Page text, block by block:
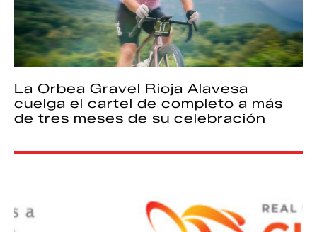
La Orbea Gravel Rioja Alavesa
cuelga el cartel de completo a más
de tres meses de su celebración